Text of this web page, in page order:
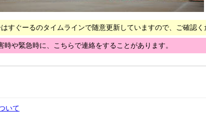
すぐーるのタイムラインで随意更新していますので、ご確認く
時や緊急時に、こちらで連絡をすることがあります。
いて